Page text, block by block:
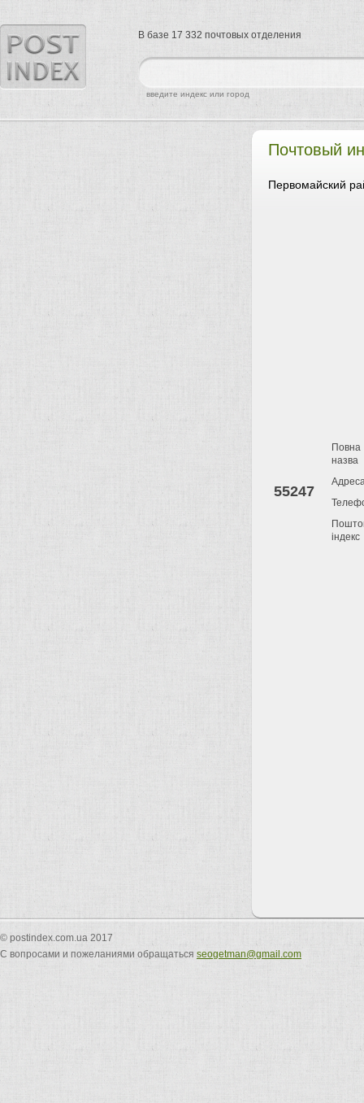
Почтовый
Первомайский
55247
Повна
назва
індекс
найти
введите индекс или город
В базе 17 332 почтовых отделения
© postindex.com.ua 2017
С вопросами и пожеланиями обращаться seogetman@gmail.com